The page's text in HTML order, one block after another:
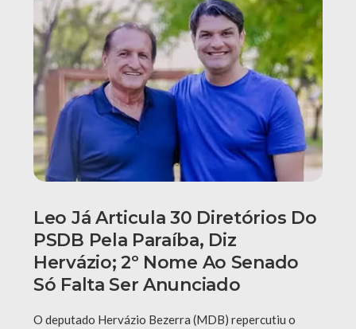
Leo Já Articula 30 Diretórios Do
PSDB Pela Paraíba, Diz
Hervázio; 2º Nome Ao Senado
Só Falta Ser Anunciado
O deputado Hervázio Bezerra (MDB) repercutiu o